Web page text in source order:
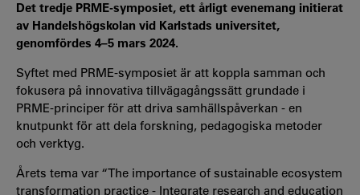
Det tredje PRME-symposiet, ett årligt evenemang initierat
av Handelshögskolan vid Karlstads universitet,
genomfördes 4–5 mars 2024.
Syftet med PRME-symposiet är att koppla samman och
fokusera på innovativa tillvägagångssätt grundade i
PRME-principer för att driva samhällspåverkan - en
knutpunkt för att dela forskning, pedagogiska metoder
och verktyg.
Årets tema var “The importance of sustainable ecosystem
transformation practice - Integrate research and education